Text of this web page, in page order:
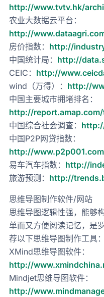
http://www.tvtv.hk/
农业大数据云平台：
http://
房价指数： http://
中国统计局： http://
CEIC： http://
wind（万得）： http://
中国主要城市拥堵排名：
http://
中国综合社会调查：
中国P2P网贷指数：
http://
易车汽车指数： http://
旅游预测： http://
思维导图制作软件/网站
思维导图逻辑性强，能够
单而又方便阅读记忆，是
荐以下思维导图制作工具：
XMind思维导图软件：
http://
Mindjet思维导图软件：
http://